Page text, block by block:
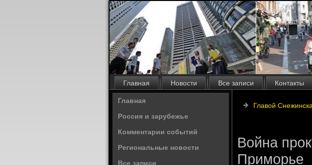
Главная Новости Все записи Контакты
Главная
Россия и зарубежье
Комментарии событий
Региональные новости
Все записи
Главой
Война
Приморье